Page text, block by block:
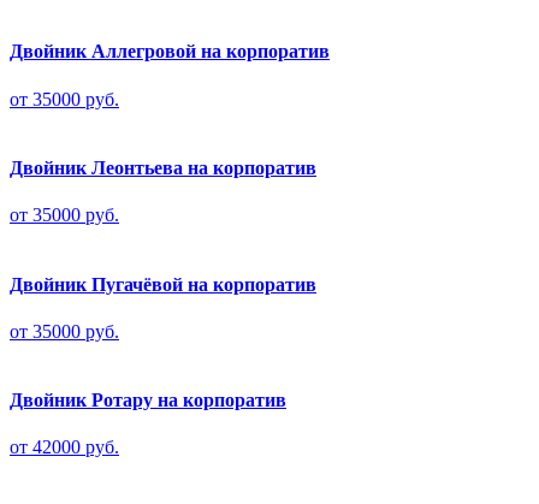
Двойник Аллегровой на корпоратив
от 35000 руб.
Двойник Леонтьева на корпоратив
от 35000 руб.
Двойник Пугачёвой на корпоратив
от 35000 руб.
Двойник Ротару на корпоратив
от 42000 руб.